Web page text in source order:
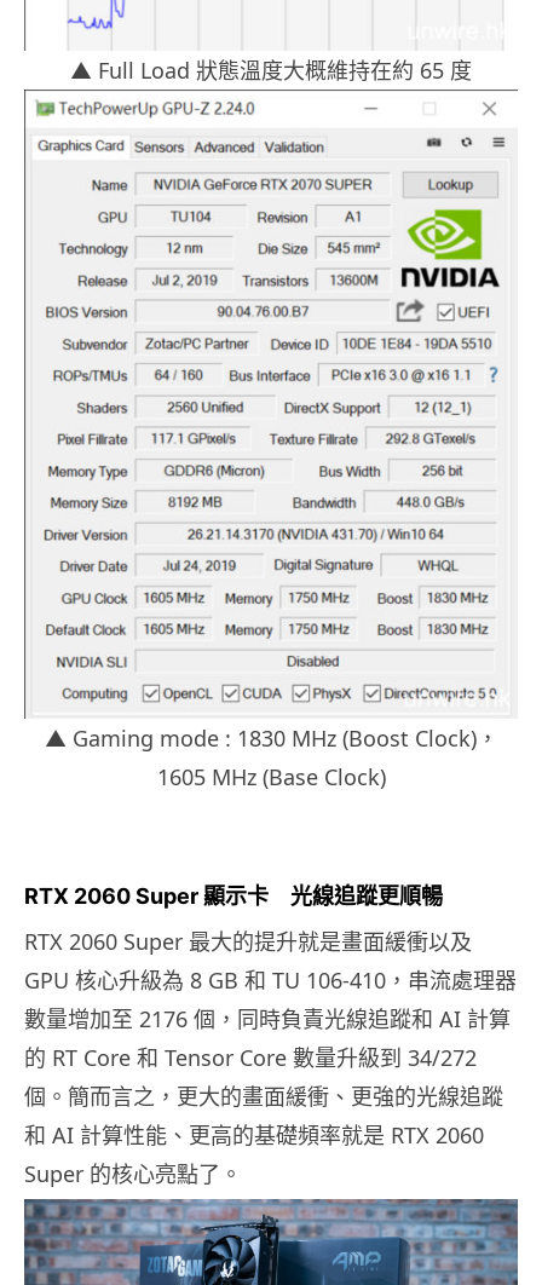
▲ Full Load 狀態溫度大概維持在約 65 度
▲ Gaming mode : 1830 MHz (Boost Clock)，
1605 MHz (Base Clock)
RTX 2060 Super顯示卡 光線追蹤更順暢
RTX 2060 Super 最大的提升就是畫面緩衝以及
GPU 核心升級為 8 GB 和 TU 106-410，串流處理器
數量增加至 2176 個，同時負責光線追蹤和 AI 計算
的 RT Core 和 Tensor Core 數量升級到 34/272
個。簡而言之，更大的畫面緩衝、更強的光線追蹤
和 AI 計算性能、更高的基礎頻率就是 RTX 2060
Super 的核心亮點了。